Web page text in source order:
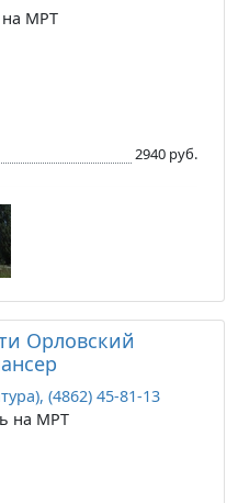
на МРТ
2940 руб.
Орловский
(4862) 45-81-13
на МРТ